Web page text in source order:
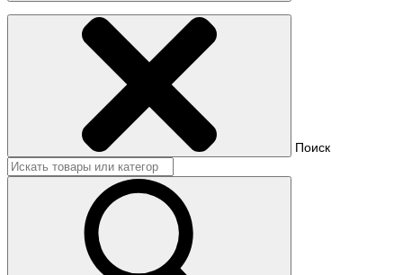
Поиск